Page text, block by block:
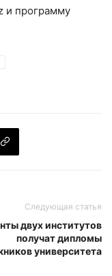
и программу
Следующая статья
двух институтов
получат дипломы
университета